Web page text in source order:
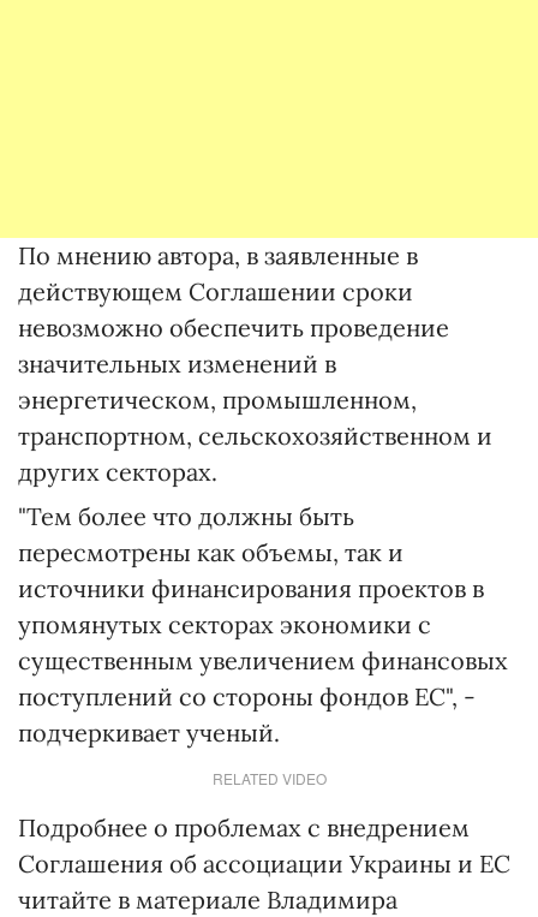
По мнению автора, в заявленные в
действующем Соглашении сроки
невозможно обеспечить проведение
значительных изменений в
энергетическом, промышленном,
транспортном, сельскохозяйственном и
других секторах.
"Тем более что должны быть
пересмотрены как объемы, так и
источники финансирования проектов в
упомянутых секторах экономики с
существенным увеличением финансовых
поступлений со стороны фондов ЕС", -
подчеркивает ученый.
RELATED VIDEO
Подробнее о проблемах с внедрением
Соглашения об ассоциации Украины и ЕС
читайте в материале Владимира